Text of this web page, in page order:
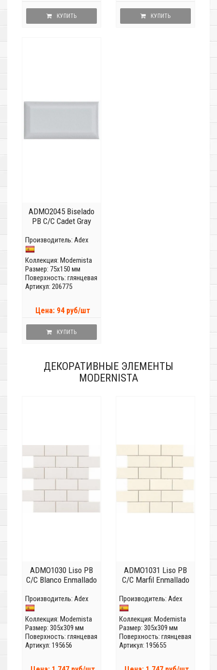
КУПИТЬ КУПИТЬ
ADMO2045 Biselado
PB C/C Cadet Gray
Производитель: Adex
Коллекция: Modernista
Размер: 75x150 мм
Поверхность: глянцевая
Артикул: 206775
Цена: 94 руб/шт
КУПИТЬ
ДЕКОРАТИВНЫЕ ЭЛЕМЕНТЫ
MODERNISTA
ADMO1030 Liso PB
C/C Blanco Enmallado
Производитель: Adex
Коллекция: Modernista
Размер: 305x309 мм
Поверхность: глянцевая
Артикул: 195656
ADMO1031 Liso PB
C/C Marfil Enmallado
Производитель: Adex
Коллекция: Modernista
Размер: 305x309 мм
Поверхность: глянцевая
Артикул: 195655